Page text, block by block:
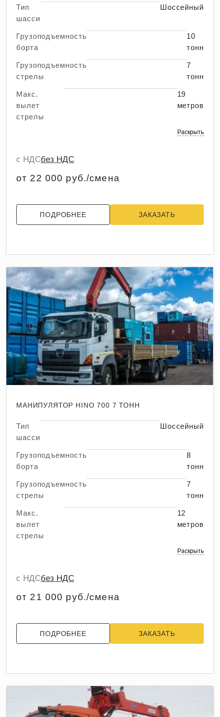
Тип
шасси
Шоссейный
Грузоподъемность
борта
10
тонн
Грузоподъемность
стрелы
7
тонн
Макс.
вылет
стрелы
19
метров
Раскрыть
с НДСбез НДС
от 22 000 руб./смена
ПОДРОБНЕЕ ЗАКАЗАТЬ
МАНИПУЛЯТОР HINO 700 7 ТОНН
Тип
шасси
Шоссейный
Грузоподъемность
борта
8
тонн
Грузоподъемность
стрелы
7
тонн
Макс.
вылет
стрелы
12
метров
Раскрыть
с НДСбез НДС
от 21 000 руб./смена
ПОДРОБНЕЕ ЗАКАЗАТЬ